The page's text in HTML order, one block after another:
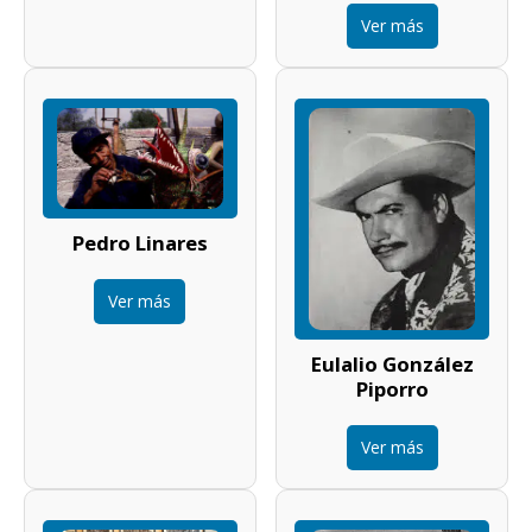
Ver más
Pedro Linares
Ver más
Eulalio González
Piporro
Ver más